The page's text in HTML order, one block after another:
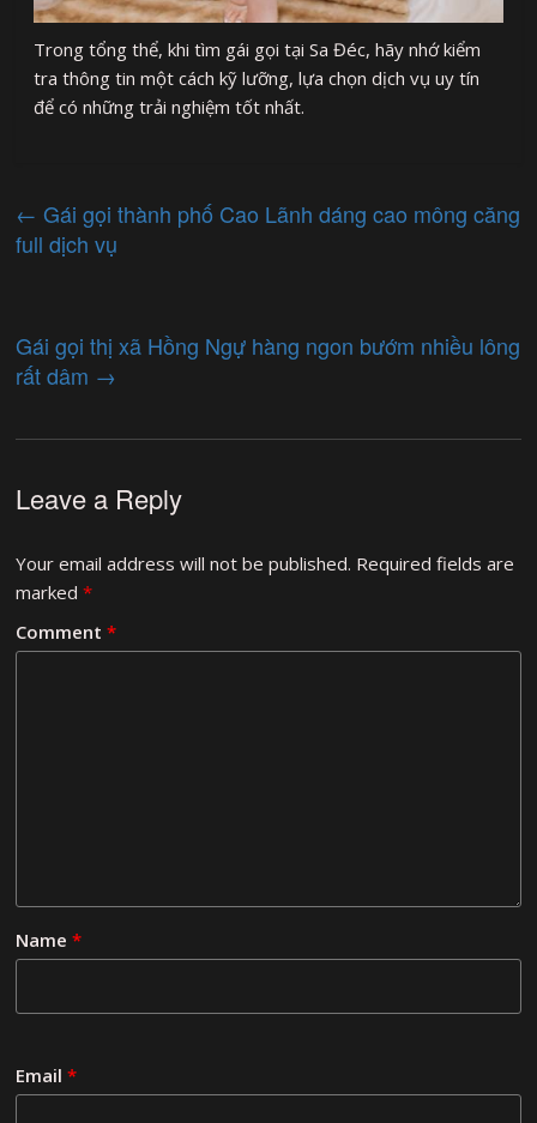
Trong tổng thể, khi tìm gái gọi tại Sa Đéc, hãy nhớ kiểm
tra thông tin một cách kỹ lưỡng, lựa chọn dịch vụ uy tín
để có những trải nghiệm tốt nhất.
← Gái gọi thành phố Cao Lãnh dáng cao mông căng
full dịch vụ
Gái gọi thị xã Hồng Ngự hàng ngon bướm nhiều lông
rất dâm →
Leave a Reply
Your email address will not be published. Required fields are
marked*
Comment*
Name*
Email*